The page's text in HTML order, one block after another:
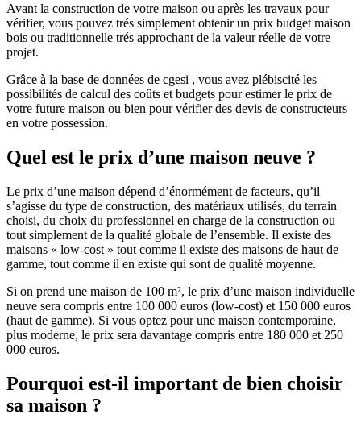
Avant la construction de votre maison ou après les travaux pour
vérifier, vous pouvez trés simplement obtenir un prix budget maison
bois ou traditionnelle trés approchant de la valeur réelle de votre
projet.
Grâce à la base de données de cgesi , vous avez plébiscité les
possibilités de calcul des coûts et budgets pour estimer le prix de
votre future maison ou bien pour vérifier des devis de constructeurs
en votre possession.
Quel est le prix d’une maison neuve ?
Le prix d’une maison dépend d’énormément de facteurs, qu’il
s’agisse du type de construction, des matériaux utilisés, du terrain
choisi, du choix du professionnel en charge de la construction ou
tout simplement de la qualité globale de l’ensemble. Il existe des
maisons « low-cost » tout comme il existe des maisons de haut de
gamme, tout comme il en existe qui sont de qualité moyenne.
Si on prend une maison de 100 m², le prix d’une maison individuelle
neuve sera compris entre 100 000 euros (low-cost) et 150 000 euros
(haut de gamme). Si vous optez pour une maison contemporaine,
plus moderne, le prix sera davantage compris entre 180 000 et 250
000 euros.
Pourquoi est-il important de bien choisir
sa maison ?